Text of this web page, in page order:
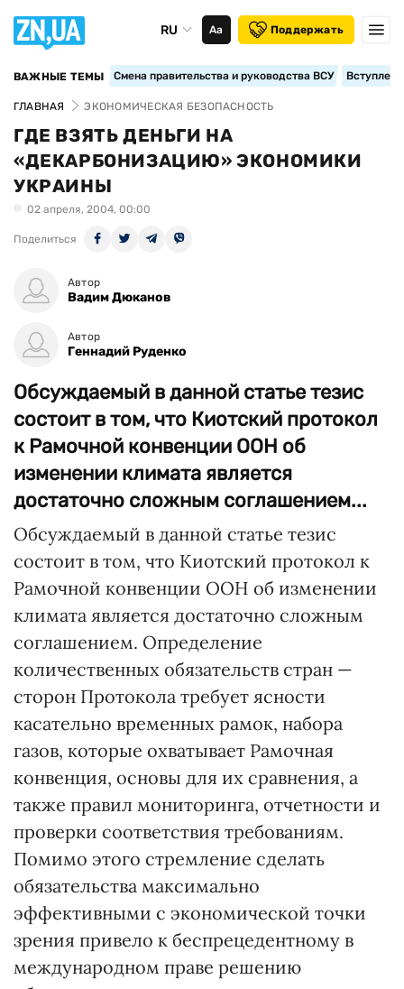
RU Аа Поддержать
ВАЖНЫЕ ТЕМЫ Смена правительства и руководства ВСУ
ГЛАВНАЯ ЭКОНОМИЧЕСКАЯ БЕЗОПАСНОСТЬ
ГДЕ ВЗЯТЬ ДЕНЬГИ НА
«ДЕКАРБОНИЗАЦИЮ» ЭКОНОМИКИ
УКРАИНЫ
02 апреля, 2004, 00:00
Поделиться
Автор
Вадим Дюканов
Автор
Геннадий Руденко
Обсуждаемый в данной статье тезис
состоит в том, что Киотский протокол
к Рамочной конвенции ООН об
изменении климата является
достаточно сложным соглашением...
Обсуждаемый в данной статье тезис
состоит в том, что Киотский протокол к
Рамочной конвенции ООН об изменении
климата является достаточно сложным
соглашением. Определение
количественных обязательств стран —
сторон Протокола требует ясности
касательно временных рамок, набора
газов, которые охватывает Рамочная
конвенция, основы для их сравнения, а
также правил мониторинга, отчетности и
проверки соответствия требованиям.
Помимо этого стремление сделать
обязательства максимально
эффективными с экономической точки
зрения привело к беспрецедентному в
международном праве решению